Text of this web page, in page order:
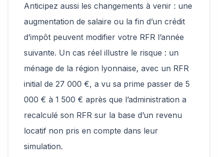
Anticipez aussi les changements à venir : une
augmentation de salaire ou la fin d’un crédit
d’impôt peuvent modifier votre RFR l’année
suivante. Un cas réel illustre le risque : un
ménage de la région lyonnaise, avec un RFR
initial de 27 000 €, a vu sa prime passer de 5
000 € à 1 500 € après que l’administration a
recalculé son RFR sur la base d’un revenu
locatif non pris en compte dans leur
simulation.